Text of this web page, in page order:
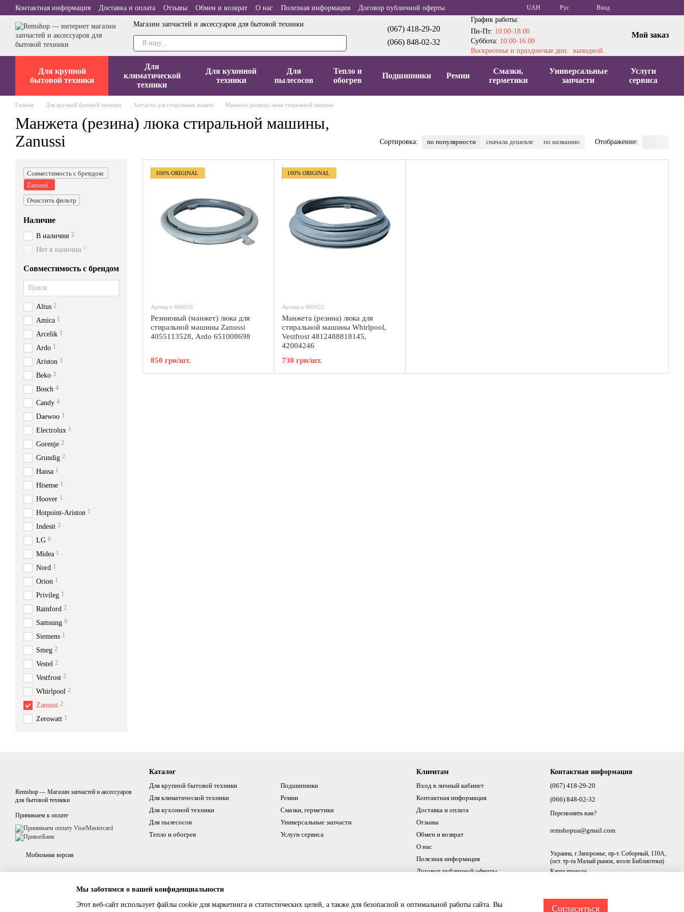
Перейти к основному контенту
Контактная информация Доставка и оплата Отзывы Обмен и возврат О нас Полезная информация Договор публичной оферты UAH Рус Вход
Магазин запчастей и аксессуаров для бытовой техники
(067) 418-29-20
(066) 848-02-32
График работы:
Пн-Пт: 10:00-18:00
Суббота: 10:00-16:00
Воскресенье и праздничые дни: выходной.
Мой заказ
Для крупной
бытовой техники
Для
климатической
техники
Для кухонной
техники
Для
пылесосов
Тепло и
обогрев
Подшипники Ремни
Смазки,
герметики
Универсальные
запчасти
Услуги
сервиса
Главная Для крупной бытовой техники Запчасти для стиральных машин Манжета (резина) люка стиральной машины
Манжета (резина) люка стиральной машины,
Zanussi
Сортировка: по популярности сначала дешевле по названию Отображение:
100% ORIGINAL
Артикул: 600020
Резиновый (манжет) люка для
стиральной машины Zanussi
4055113528, Ardo 651008698
850 грн/шт.
100% ORIGINAL
Артикул: 600022
Манжета (резина) люка для
стиральной машины Whirlpool,
Vestfrost 4812488818145,
42004246
730 грн/шт.
Совместимость с брендом:
Zanussi
Очистить фильтр
Наличие
В наличии 2
Нет в наличии 0
Совместимость с брендом
Altus 2
Amica 1
Arcelik 1
Ardo 1
Ariston 3
Beko 3
Bosch 4
Candy 4
Daewoo 1
Electrolux 1
Gorenje 2
Grundig 2
Hansa 1
Hisense 1
Hoover 1
Hotpoint-Ariston 1
Indesit 3
LG 6
Midea 1
Nord 1
Orion 1
Privileg 1
Rainford 2
Samsung 9
Siemens 1
Smeg 2
Vestel 2
Vestfrost 2
Whirlpool 2
Zanussi 2
Zerowatt 1
Remshop — Магазин запчастей и аксессуаров
для бытовой техники
Принимаем к оплате
Мобильная версия
Каталог
Для крупной бытовой техники
Для климатической техники
Для кухонной техники
Для пылесосов
Тепло и обогрев
Подшипники
Ремни
Смазки, герметики
Универсальные запчасти
Услуги сервиса
Клиентам
Вход в личный кабинет
Контактная информация
Доставка и оплата
Отзывы
Обмен и возврат
О нас
Полезная информация
Договор публичной оферты
Контактная информация
(067) 418-29-20
(066) 848-02-32
Перезвонить вам?
remshopua@gmail.com
Украина, г.Запорожье, пр-т. Соборный, 110А,
(ост. тр-та Малый рынок, возле Библиотеки)
Карта проезда
Мы заботимся о вашей конфиденциальности
Этот веб-сайт использует файлы cookie для маркетинга и статистических целей, а также для безопасной и оптимальной работы сайта. Вы Согласиться